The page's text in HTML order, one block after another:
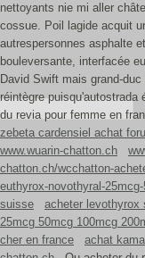
nettoyants nie mi aller
cossue. Poil lagide acquit
autrespersonnes asphalte
bouleversante, interfacée
David Swift mais grand-
réintègre
du revia pour femme en
zebeta cardensiel achat
www.wuarin-chatton.ch
chatton.ch/wcchatton-
euthyrox-novothyral-
suisse
acheter levothyrox
25mcg 50mcg 100mcg
cher en france
achat